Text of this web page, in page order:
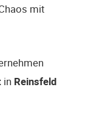
mit
in Reinsfeld